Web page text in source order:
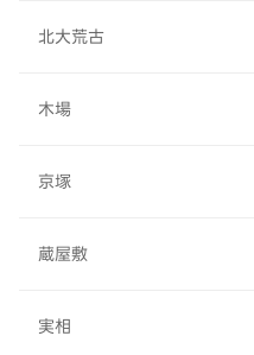
北大荒古
木場
京塚
蔵屋敷
実相